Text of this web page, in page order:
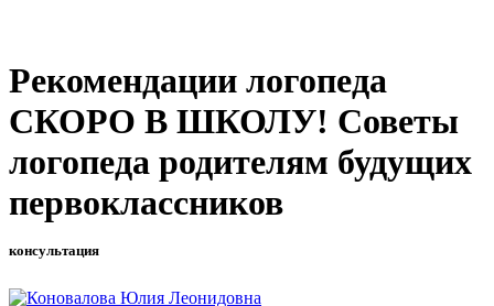
Рекомендации логопеда
СКОРО В ШКОЛУ! Советы
логопеда родителям будущих
первоклассников
консультация